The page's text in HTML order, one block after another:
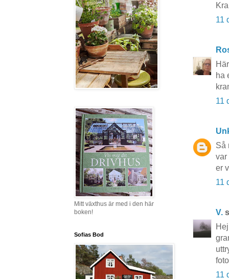
11
ha
11
Så
var
er
11
V.
11
Mitt växthus är med i den här
boken!
Sofias Bod